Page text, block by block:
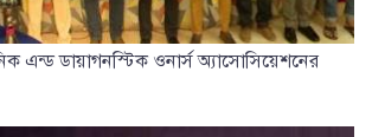
এন্ড ডায়াগনস্টিক ওনার্স অ্যাসোসিয়েশনের